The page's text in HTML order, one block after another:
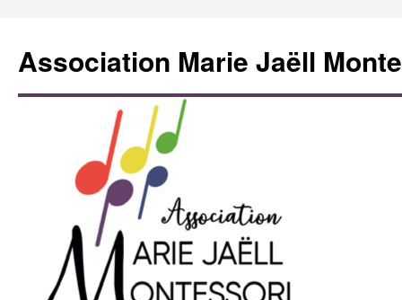
Association Marie Jaëll